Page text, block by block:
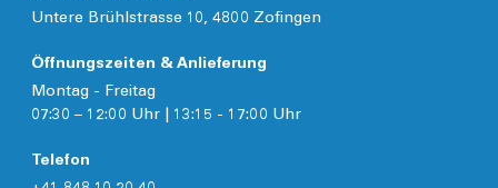
Untere Brühlstrasse 10, 4800 Zofingen
Öffnungszeiten & Anlieferung
Montag - Freitag
07:30 – 12:00 Uhr | 13:15 - 17:00 Uhr
Telefon